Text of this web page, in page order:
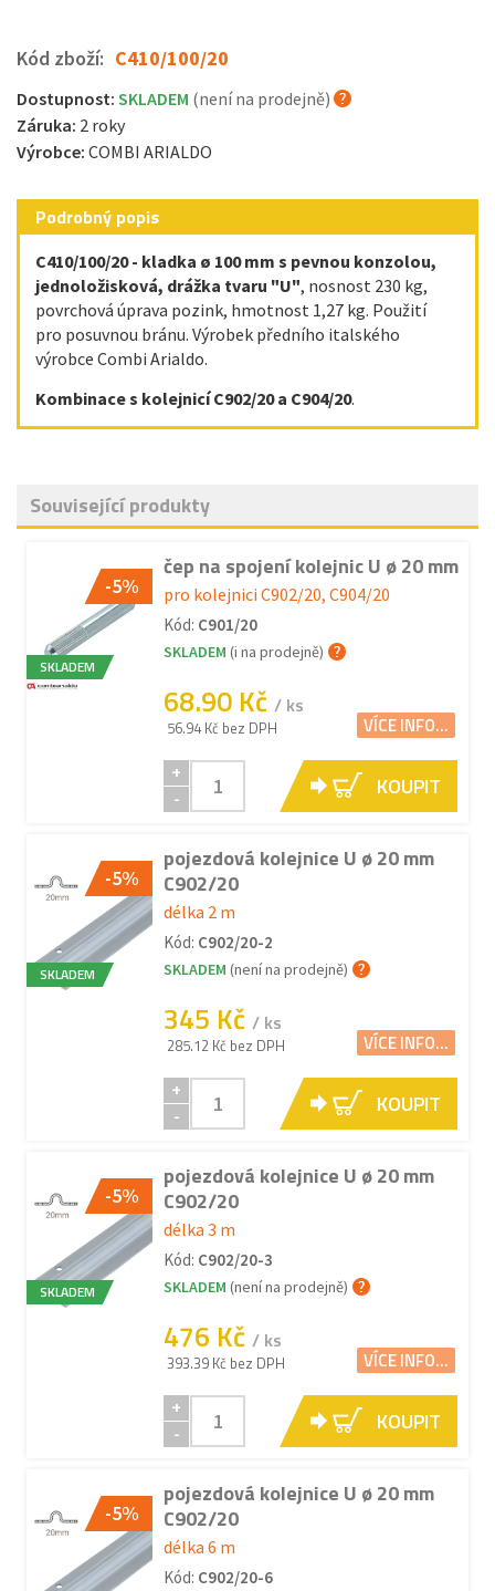
Kód zboží: C410/100/20
Dostupnost: SKLADEM (není na prodejně)
Záruka: 2 roky
Výrobce: COMBI ARIALDO
Podrobný popis
C410/100/20 - kladka ø 100 mm s pevnou konzolou,
jednoložisková, drážka tvaru "U", nosnost 230 kg,
povrchová úprava pozink, hmotnost 1,27 kg. Použití
pro posuvnou bránu. Výrobek předního italského
výrobce Combi Arialdo.
Kombinace s kolejnicí C902/20 a C904/20.
Související produkty
-5%
SKLADEM
čep na spojení kolejnic U ø 20 mm
pro kolejnici C902/20, C904/20
Kód: C901/20
SKLADEM (i na prodejně)
68.90 Kč / ks
56.94 Kč bez DPH VÍCE INFO...
+
-
KOUPIT
-5%
SKLADEM
pojezdová kolejnice U ø 20 mm
C902/20
délka 2 m
Kód: C902/20-2
SKLADEM (není na prodejně)
345 Kč / ks
285.12 Kč bez DPH VÍCE INFO...
+
-
KOUPIT
-5%
SKLADEM
pojezdová kolejnice U ø 20 mm
C902/20
délka 3 m
Kód: C902/20-3
SKLADEM (není na prodejně)
476 Kč / ks
393.39 Kč bez DPH VÍCE INFO...
+
-
KOUPIT
-5%
pojezdová kolejnice U ø 20 mm
C902/20
délka 6 m
Kód: C902/20-6